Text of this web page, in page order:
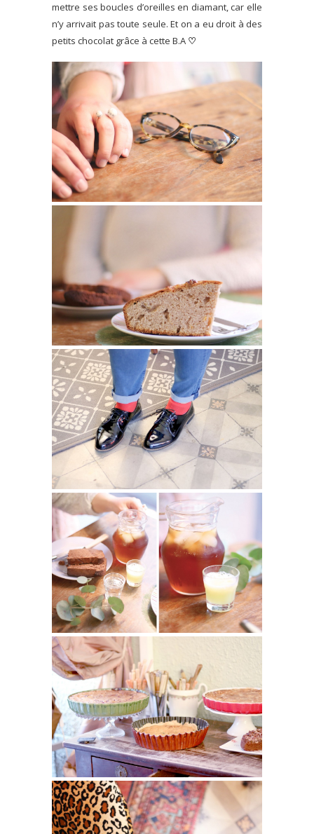
mettre ses boucles d’oreilles en diamant, car elle
n’y arrivait pas toute seule. Et on a eu droit à des
petits chocolat grâce à cette B.A ♡